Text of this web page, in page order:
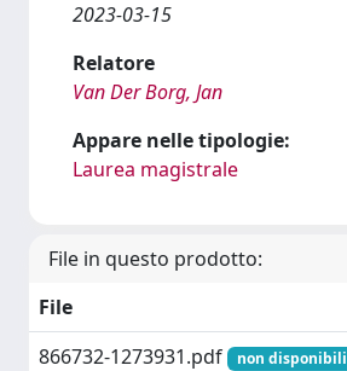
2023-03-15
Relatore
Van Der Borg, Jan
Appare nelle tipologie:
Laurea magistrale
File in questo prodotto:
File
866732-1273931.pdf
non disponibili